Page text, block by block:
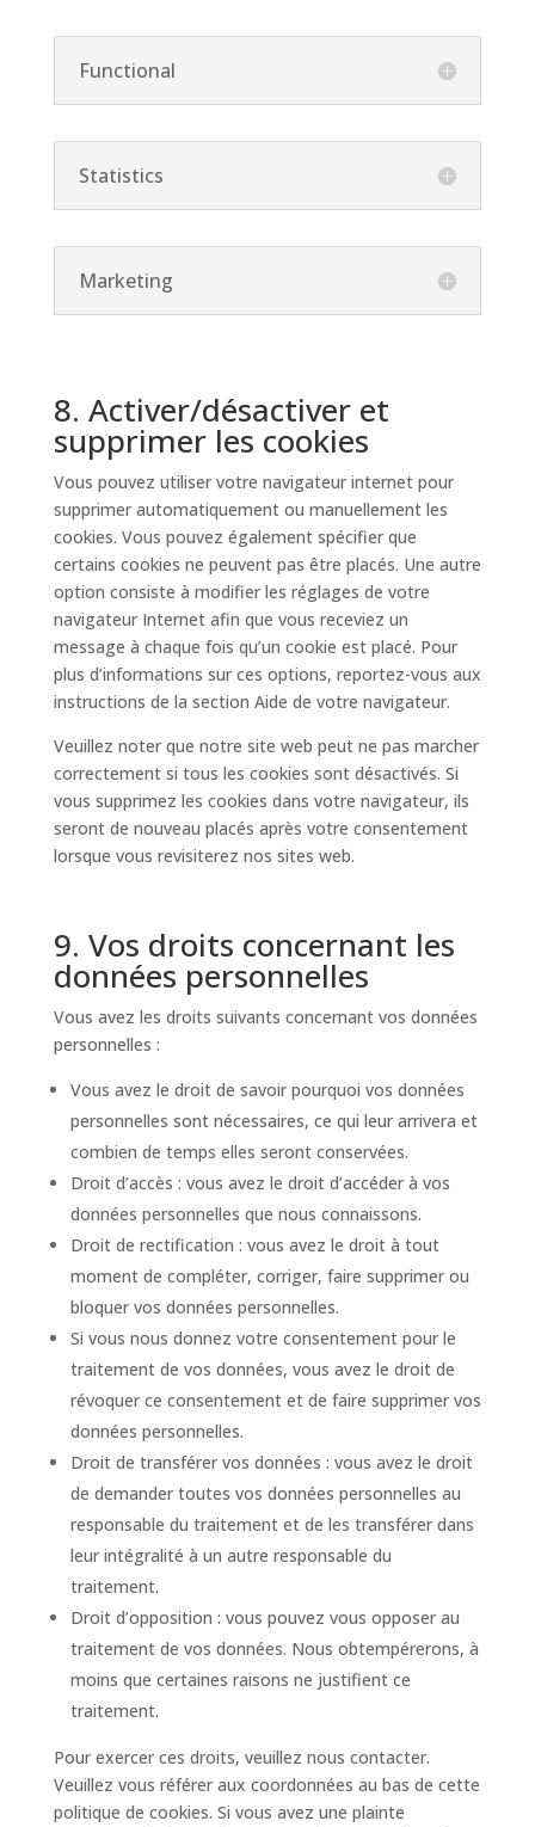
Functional
Statistics
Marketing
8. Activer/désactiver et
supprimer les cookies
Vous pouvez utiliser votre navigateur internet pour
supprimer automatiquement ou manuellement les
cookies. Vous pouvez également spécifier que
certains cookies ne peuvent pas être placés. Une autre
option consiste à modifier les réglages de votre
navigateur Internet afin que vous receviez un
message à chaque fois qu’un cookie est placé. Pour
plus d’informations sur ces options, reportez-vous aux
instructions de la section Aide de votre navigateur.
Veuillez noter que notre site web peut ne pas marcher
correctement si tous les cookies sont désactivés. Si
vous supprimez les cookies dans votre navigateur, ils
seront de nouveau placés après votre consentement
lorsque vous revisiterez nos sites web.
9. Vos droits concernant les
données personnelles
Vous avez les droits suivants concernant vos données
personnelles :
Vous avez le droit de savoir pourquoi vos données
personnelles sont nécessaires, ce qui leur arrivera et
combien de temps elles seront conservées.
Droit d’accès : vous avez le droit d’accéder à vos
données personnelles que nous connaissons.
Droit de rectification : vous avez le droit à tout
moment de compléter, corriger, faire supprimer ou
bloquer vos données personnelles.
Si vous nous donnez votre consentement pour le
traitement de vos données, vous avez le droit de
révoquer ce consentement et de faire supprimer vos
données personnelles.
Droit de transférer vos données : vous avez le droit
de demander toutes vos données personnelles au
responsable du traitement et de les transférer dans
leur intégralité à un autre responsable du
traitement.
Droit d’opposition : vous pouvez vous opposer au
traitement de vos données. Nous obtempérerons, à
moins que certaines raisons ne justifient ce
traitement.
Pour exercer ces droits, veuillez nous contacter.
Veuillez vous référer aux coordonnées au bas de cette
politique de cookies. Si vous avez une plainte